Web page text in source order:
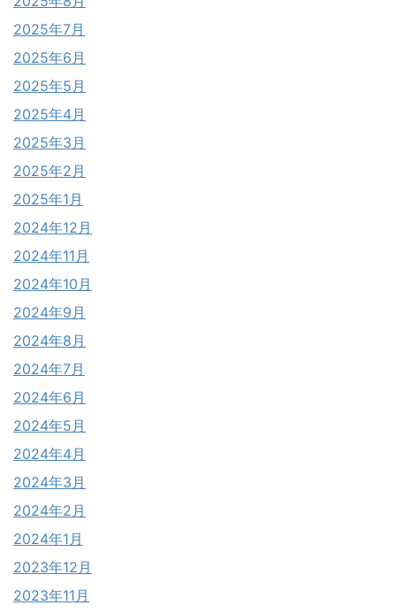
2025年7月
2025年6月
2025年5月
2025年4月
2025年3月
2025年2月
2025年1月
2024年12月
2024年11月
2024年10月
2024年9月
2024年8月
2024年7月
2024年6月
2024年5月
2024年4月
2024年3月
2024年2月
2024年1月
2023年12月
2023年11月